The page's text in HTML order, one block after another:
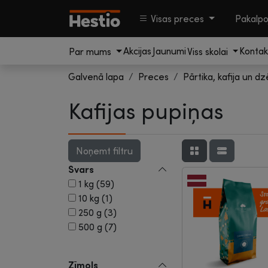
Visas preces
Par mums Akcijas JaunumiViss skolai
Galvenā lapa Preces Pārtika, kafija un
Kafijas pupiņas
Svars
1 kg (59)
10 kg (1)
250 g (3)
500 g (7)
Zīmols